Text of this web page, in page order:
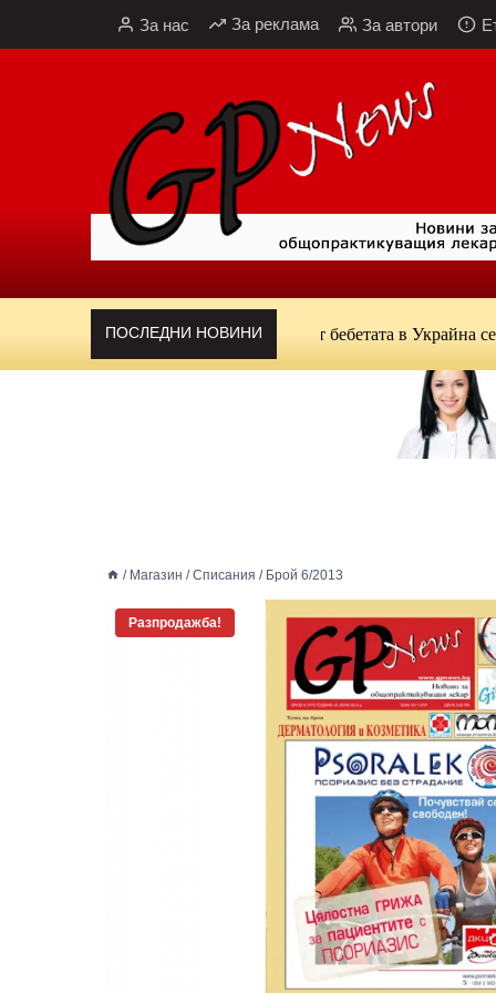
За нас За реклама За автори
ПОСЛЕДНИ НОВИНИ
СЗО и УНИЦЕФ: Едва 43% от бебетата в Украйна се
/ Магазин / Списания / Брой 6/2013
Разпродажба!